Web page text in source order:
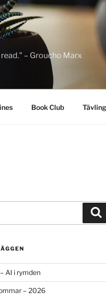
– Groucho Marx
Book Club Tävling
AI i rymden
– 2026